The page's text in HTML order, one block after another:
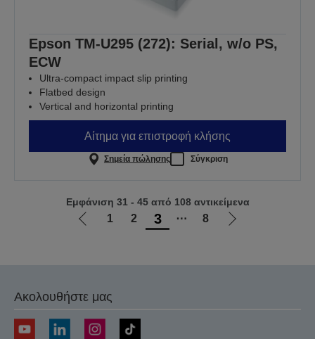
Epson TM-U295 (272): Serial, w/o PS,
ECW
Ultra-compact impact slip printing
Flatbed design
Vertical and horizontal printing
Αίτημα για επιστροφή κλήσης
Σημεία πώλησης Σύγκριση
Μετάβαση
1 2 3 ⋯ 8
Μετάβαση
Εμφάνιση 31 - 45 από 108 αντικείμενα
Ακολουθήστε μας